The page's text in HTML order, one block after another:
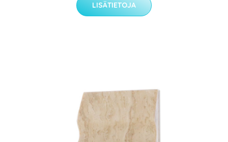
LISÄTIETOJA